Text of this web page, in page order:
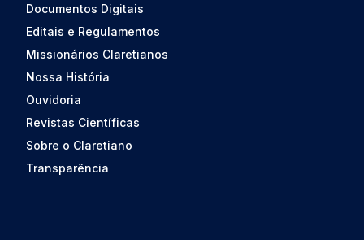
Documentos Digitais
Editais e Regulamentos
Missionários Claretianos
Nossa História
Ouvidoria
Revistas Científicas
Sobre o Claretiano
Transparência